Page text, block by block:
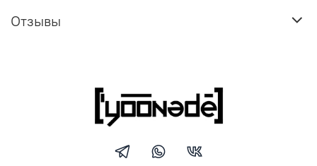
Отзывы